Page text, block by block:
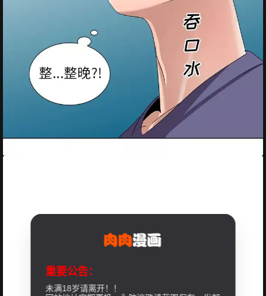
重要公告：
未满18岁请离开！！